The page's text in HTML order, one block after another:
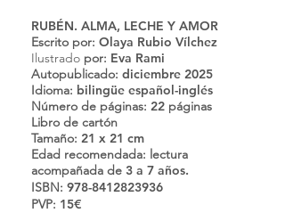
RUBÉN. ALMA, LECHE Y AMOR
Escrito por: Olaya Rubio Vílchez
Ilustrado por: Eva Rami
Autopublicado: diciembre 2025​
Idioma: bilingüe español-inglés
Número de páginas: 22 páginas
Libro de cartón
Tamaño: 21 x 21 cm
Edad recomendada: lectura
acompañada de 3 a 7 años.
ISBN: 978-8412823936
PVP: 15€